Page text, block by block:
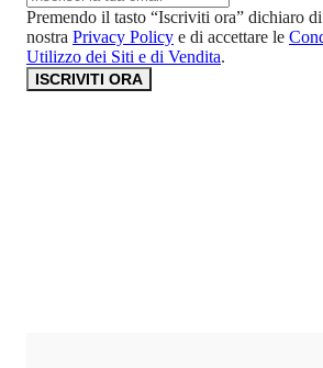
Premendo il tasto “Iscriviti ora” dichiaro
nostra Privacy Policy e di accettare le
Utilizzo dei Siti e di Vendita.
ISCRIVITI ORA